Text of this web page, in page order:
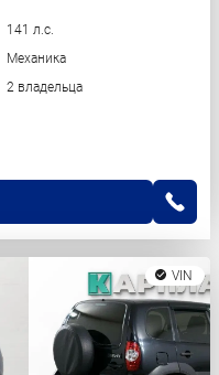
141 л.с.
Механика
2 владельца
VIN